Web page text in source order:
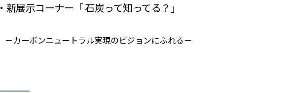
・新展示コーナー「 石炭って知ってる？」
－カーボンニュートラル実現のビジョンにふれる－